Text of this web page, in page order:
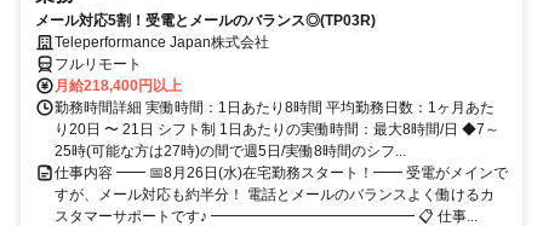
メール対応5割！受電とメールのバランス◎(TP03R)
Teleperformance Japan株式会社
フルリモート
月給218,400円以上
勤務時間詳細 実働時間：1日あたり8時間 平均勤務日数：1ヶ月あた
り20日 〜 21日 シフト制 1日あたりの実働時間：最大8時間/日 ◆7～
25時(可能な方は27時)の間で週5日/実働8時間のシフ...
仕事内容 ━━ 📅8月26日(水)在宅勤務スタート！━━ 受電がメインで
すが、メール対応も約半分！ 電話とメールのバランスよく働けるカ
スタマーサポートです♪ ━━━━━━━━━━━━━━ 📋 仕事...